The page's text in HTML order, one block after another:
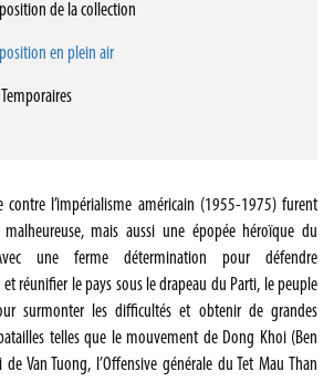
de la collection
en plein air
contre l’impérialisme américain (1955-1975) furent
mais aussi une épopée héroïque du
une ferme détermination pour défendre
et réunifier le pays sous le drapeau du Parti, le peuple
surmonter les difficultés et obtenir de grandes
telles que le mouvement de Dong Khoi (Ben
de Van Tuong, l’Offensive générale du Tet Mau Than